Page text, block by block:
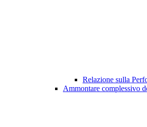
Relazione sulla
Ammontare complessivo